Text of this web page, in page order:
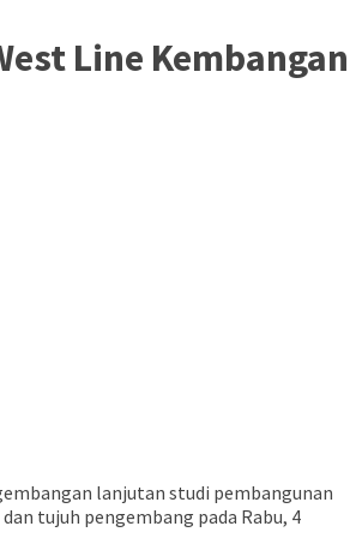
Line Kembangan
lanjutan studi pembangunan
tujuh pengembang pada Rabu, 4